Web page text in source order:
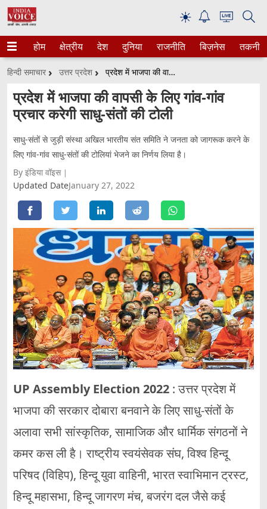
☀
होम क्षेत्रीय देश दुनिया राजनीति बिज़नेस तकनीक
हिन्दी समाचार उत्तर प्रदेश प्रदेश में भाजपा की वापसी के लिए गांव-गांव प्रचार करेगी साधु-संतों की टोली
प्रदेश में भाजपा की वापसी के लिए गांव-गांव
प्रचार करेगी साधु-संतों की टोली
साधु-संतों से जुड़ी संस्था अखिल भारतीय संत समिति ने जनता को जागरूक करने के
लिए गांव-गांव साधु-संतों की टोलियां भेजने का निर्णय लिया है।
By इंडिया वॉइस
Updated DateJanuary 27, 2022
UP Assembly Election 2022 : उत्तर प्रदेश में
भाजपा की सरकार दोबारा बनवाने के लिए साधु-संतों के
अलावा सभी सांस्कृतिक, सामाजिक और धार्मिक संगठनों ने
कमर कस ली है। राष्ट्रीय स्वयंसेवक संघ, विश्व हिन्दू
परिषद (विहिप), हिन्दू युवा वाहिनी, भारत स्वाभिमान ट्रस्ट,
हिन्दू महासभा, हिन्दू जागरण मंच, बजरंग दल जैसे कई